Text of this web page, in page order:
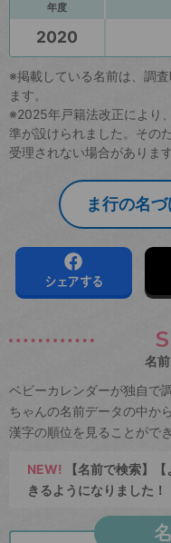
年度
2020
※掲載している名前は、調
ます。
※2025年戸籍法改正により
準が設けられました。その
受理されない場合があります
ま行の名
シェアする
名
ベビーカレンダーが独自で
ちゃんの名前データの中か
漢字の順位を見ることができ
NEW! 【名前で検索】
きるようになりました！